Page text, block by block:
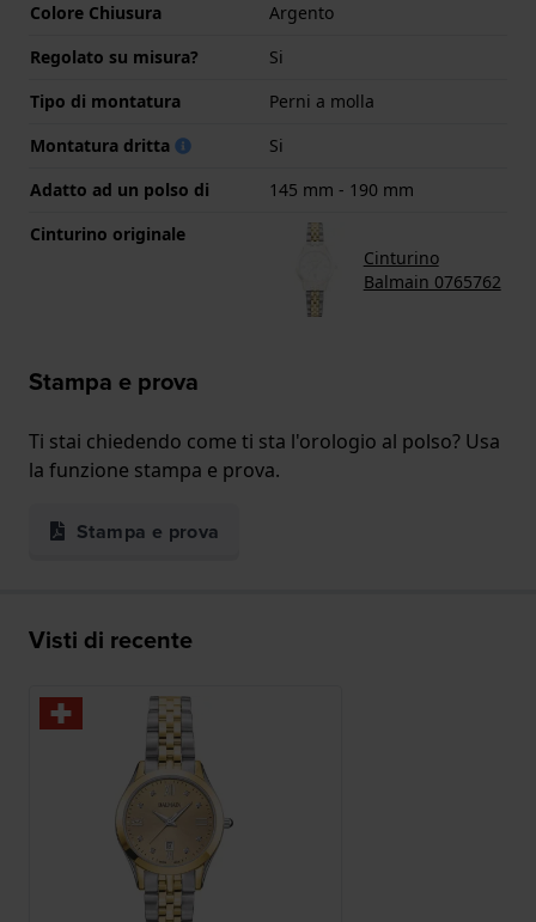
Colore Chiusura
Argento
Regolato su misura?
Si
Tipo di montatura
Perni a molla
Montatura dritta
Si
Adatto ad un polso di
145 mm - 190 mm
Cinturino originale
Cinturino
Balmain 0765762
Stampa e prova
Ti stai chiedendo come ti sta l'orologio al polso? Usa
la funzione stampa e prova.
Stampa e prova
Visti di recente